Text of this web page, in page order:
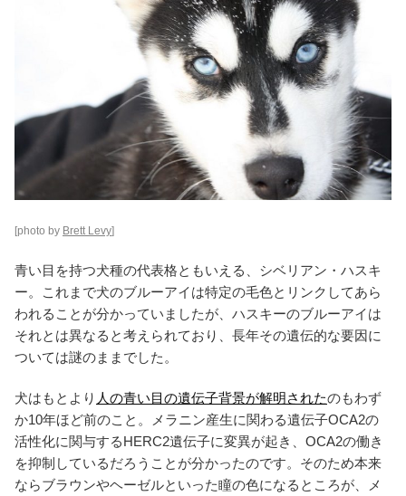
[photo by Brett Levy]
青い目を持つ犬種の代表格ともいえる、シベリアン・ハスキ
ー。これまで犬のブルーアイは特定の毛色とリンクしてあら
われることが分かっていましたが、ハスキーのブルーアイは
それとは異なると考えられており、長年その遺伝的な要因に
ついては謎のままでした。
犬はもとより 人の青い目の遺伝子背景が解明されたのもわず
か10年ほど前のこと。メラニン産生に関わる遺伝子OCA2の
活性化に関与するHERC2遺伝子に変異が起き、OCA2の働き
を抑制しているだろうことが分かったのです。そのため本来
ならブラウンやヘーゼルといった瞳の色になるところが、メ